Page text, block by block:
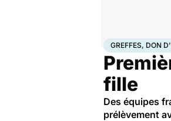
AccueilSanté
GREFFES, DON
fille
Des équipes
prélèvement